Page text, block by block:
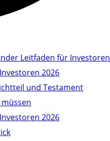
Leitfaden für Investoren
2026
und Testament
2026